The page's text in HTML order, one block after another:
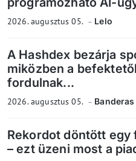
2026. augusztus 05. Lelo
A Hashdex bezárja
miközben a
fordulnak...
2026. augusztus 05. Banderas
Rekordot döntött
– ezt üzeni most a